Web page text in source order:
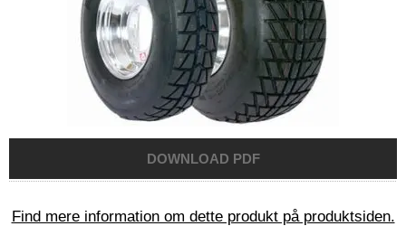
Find mere information om dette produkt på produktsiden.